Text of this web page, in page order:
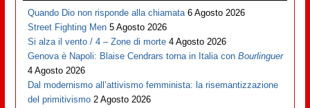
Quando Dio non risponde alla chiamata 6 Agosto 2026
Street Fighting Men 5 Agosto 2026
Si alza il vento / 4 – Zone di morte 4 Agosto 2026
Genova è Napoli: Blaise Cendrars torna in Italia conBourlinguer
4 Agosto 2026
Dal modernismo all’attivismo femminista: la risemantizzazione
del primitivismo 2 Agosto 2026